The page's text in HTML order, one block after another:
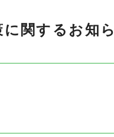
関するお知ら